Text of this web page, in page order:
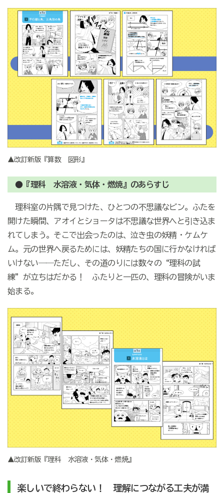
▲改訂新版『算数 図形』
●『理科 水溶液・気体・燃焼』のあらすじ
理科室の片隅で見つけた、ひとつの不思議なビン。ふたを
開けた瞬間、アオイとショータは不思議な世界へと引き込ま
れてしまう。そこで出会ったのは、泣き虫の妖精・ケムケ
ム。元の世界へ戻るためには、妖精たちの国に行かなければ
いけない――ただし、その道のりには数々の“理科の試
練”が立ちはだかる！ ふたりと一匹の、理科の冒険がいま
始まる。
▲改訂新版『理科 水溶液・気体・燃焼』
楽しいで終わらない！ 理解につながる工夫が満